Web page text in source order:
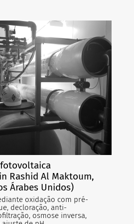
Rashid Al Maktoum,
Árabes Unidos)
oxidação com pré-
decloração, anti-
osmose inversa,